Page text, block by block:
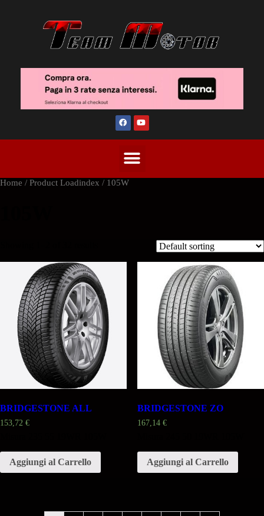
Home / Product Loadindex / 105W
BRIDGESTONE ALL
153,72 €
Aggiungi al Carrello
BRIDGESTONE ZO
167,14 €
Aggiungi al Carrello